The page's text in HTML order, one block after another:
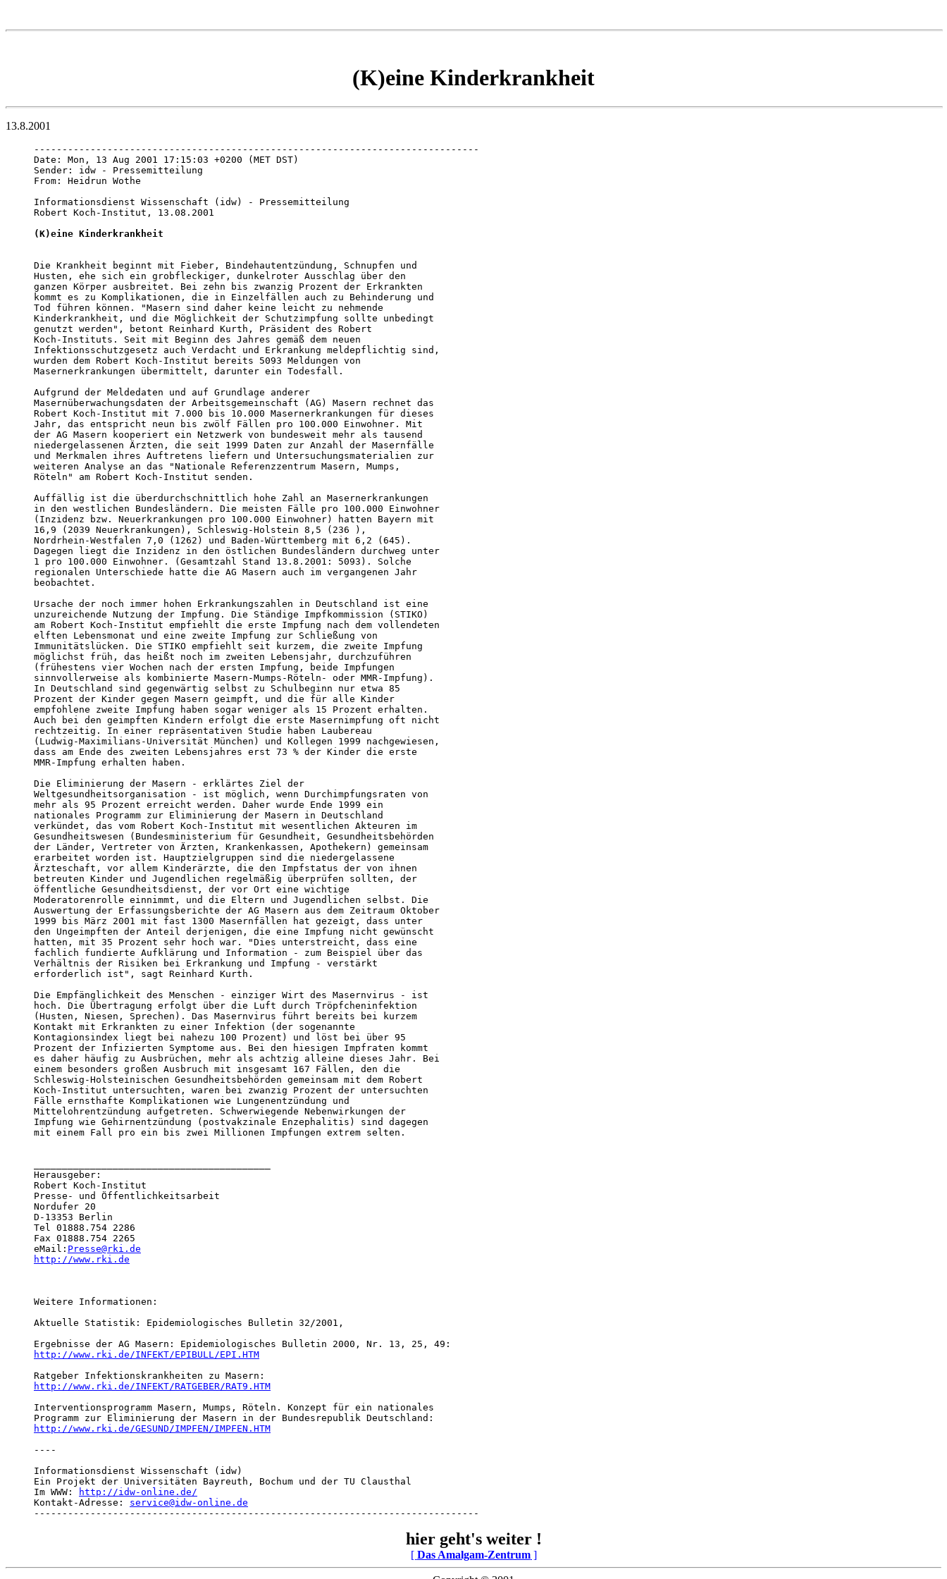
(K)eine Kinderkrankheit
13.8.2001
-------------------------------------------------------------------------------
Date: Mon, 13 Aug 2001 17:15:03 +0200 (MET DST)
Sender: idw - Pressemitteilung
From: Heidrun Wothe
Informationsdienst Wissenschaft (idw) - Pressemitteilung
Robert Koch-Institut, 13.08.2001
(K)eine Kinderkrankheit
Die Krankheit beginnt mit Fieber, Bindehautentzündung, Schnupfen und
Husten, ehe sich ein grobfleckiger, dunkelroter Ausschlag über den
ganzen Körper ausbreitet. Bei zehn bis zwanzig Prozent der Erkrankten
kommt es zu Komplikationen, die in Einzelfällen auch zu Behinderung und
Tod führen können. "Masern sind daher keine leicht zu nehmende
Kinderkrankheit, und die Möglichkeit der Schutzimpfung sollte unbedingt
genutzt werden", betont Reinhard Kurth, Präsident des Robert
Koch-Instituts. Seit mit Beginn des Jahres gemäß dem neuen
Infektionsschutzgesetz auch Verdacht und Erkrankung meldepflichtig sind,
wurden dem Robert Koch-Institut bereits 5093 Meldungen von
Masernerkrankungen übermittelt, darunter ein Todesfall.
Aufgrund der Meldedaten und auf Grundlage anderer
Masernüberwachungsdaten der Arbeitsgemeinschaft (AG) Masern rechnet das
Robert Koch-Institut mit 7.000 bis 10.000 Masernerkrankungen für dieses
Jahr, das entspricht neun bis zwölf Fällen pro 100.000 Einwohner. Mit
der AG Masern kooperiert ein Netzwerk von bundesweit mehr als tausend
niedergelassenen Ärzten, die seit 1999 Daten zur Anzahl der Masernfälle
und Merkmalen ihres Auftretens liefern und Untersuchungsmaterialien zur
weiteren Analyse an das "Nationale Referenzzentrum Masern, Mumps,
Röteln" am Robert Koch-Institut senden.
Auffällig ist die überdurchschnittlich hohe Zahl an Masernerkrankungen
in den westlichen Bundesländern. Die meisten Fälle pro 100.000 Einwohner
(Inzidenz bzw. Neuerkrankungen pro 100.000 Einwohner) hatten Bayern mit
16,9 (2039 Neuerkrankungen), Schleswig-Holstein 8,5 (236 ),
Nordrhein-Westfalen 7,0 (1262) und Baden-Württemberg mit 6,2 (645).
Dagegen liegt die Inzidenz in den östlichen Bundesländern durchweg unter
1 pro 100.000 Einwohner. (Gesamtzahl Stand 13.8.2001: 5093). Solche
regionalen Unterschiede hatte die AG Masern auch im vergangenen Jahr
beobachtet.
Ursache der noch immer hohen Erkrankungszahlen in Deutschland ist eine
unzureichende Nutzung der Impfung. Die Ständige Impfkommission (STIKO)
am Robert Koch-Institut empfiehlt die erste Impfung nach dem vollendeten
elften Lebensmonat und eine zweite Impfung zur Schließung von
Immunitätslücken. Die STIKO empfiehlt seit kurzem, die zweite Impfung
möglichst früh, das heißt noch im zweiten Lebensjahr, durchzuführen
(frühestens vier Wochen nach der ersten Impfung, beide Impfungen
sinnvollerweise als kombinierte Masern-Mumps-Röteln- oder MMR-Impfung).
In Deutschland sind gegenwärtig selbst zu Schulbeginn nur etwa 85
Prozent der Kinder gegen Masern geimpft, und die für alle Kinder
empfohlene zweite Impfung haben sogar weniger als 15 Prozent erhalten.
Auch bei den geimpften Kindern erfolgt die erste Masernimpfung oft nicht
rechtzeitig. In einer repräsentativen Studie haben Laubereau
(Ludwig-Maximilians-Universität München) und Kollegen 1999 nachgewiesen,
dass am Ende des zweiten Lebensjahres erst 73 % der Kinder die erste
MMR-Impfung erhalten haben.
Die Eliminierung der Masern - erklärtes Ziel der
Weltgesundheitsorganisation - ist möglich, wenn Durchimpfungsraten von
mehr als 95 Prozent erreicht werden. Daher wurde Ende 1999 ein
nationales Programm zur Eliminierung der Masern in Deutschland
verkündet, das vom Robert Koch-Institut mit wesentlichen Akteuren im
Gesundheitswesen (Bundesministerium für Gesundheit, Gesundheitsbehörden
der Länder, Vertreter von Ärzten, Krankenkassen, Apothekern) gemeinsam
erarbeitet worden ist. Hauptzielgruppen sind die niedergelassene
Ärzteschaft, vor allem Kinderärzte, die den Impfstatus der von ihnen
betreuten Kinder und Jugendlichen regelmäßig überprüfen sollten, der
öffentliche Gesundheitsdienst, der vor Ort eine wichtige
Moderatorenrolle einnimmt, und die Eltern und Jugendlichen selbst. Die
Auswertung der Erfassungsberichte der AG Masern aus dem Zeitraum Oktober
1999 bis März 2001 mit fast 1300 Masernfällen hat gezeigt, dass unter
den Ungeimpften der Anteil derjenigen, die eine Impfung nicht gewünscht
hatten, mit 35 Prozent sehr hoch war. "Dies unterstreicht, dass eine
fachlich fundierte Aufklärung und Information - zum Beispiel über das
Verhältnis der Risiken bei Erkrankung und Impfung - verstärkt
erforderlich ist", sagt Reinhard Kurth.
Die Empfänglichkeit des Menschen - einziger Wirt des Masernvirus - ist
hoch. Die Übertragung erfolgt über die Luft durch Tröpfcheninfektion
(Husten, Niesen, Sprechen). Das Masernvirus führt bereits bei kurzem
Kontakt mit Erkrankten zu einer Infektion (der sogenannte
Kontagionsindex liegt bei nahezu 100 Prozent) und löst bei über 95
Prozent der Infizierten Symptome aus. Bei den hiesigen Impfraten kommt
es daher häufig zu Ausbrüchen, mehr als achtzig alleine dieses Jahr. Bei
einem besonders großen Ausbruch mit insgesamt 167 Fällen, den die
Schleswig-Holsteinischen Gesundheitsbehörden gemeinsam mit dem Robert
Koch-Institut untersuchten, waren bei zwanzig Prozent der untersuchten
Fälle ernsthafte Komplikationen wie Lungenentzündung und
Mittelohrentzündung aufgetreten. Schwerwiegende Nebenwirkungen der
Impfung wie Gehirnentzündung (postvakzinale Enzephalitis) sind dagegen
mit einem Fall pro ein bis zwei Millionen Impfungen extrem selten.
Herausgeber:
Robert Koch-Institut
Presse- und Öffentlichkeitsarbeit
Nordufer 20
D-13353 Berlin
Tel 01888.754 2286
Fax 01888.754 2265
eMail: Presse@rki.de
http://www.rki.de
Weitere Informationen:
Aktuelle Statistik: Epidemiologisches Bulletin 32/2001,
http://www.rki.de/INFEKT/EPIBULL/EPI.HTM
http://www.rki.de/INFEKT/RATGEBER/RAT9.HTM
Interventionsprogramm Masern, Mumps, Röteln. Konzept für ein nationales
http://www.rki.de/GESUND/IMPFEN/IMPFEN.HTM
----
Informationsdienst Wissenschaft (idw)
Ein Projekt der Universitäten Bayreuth, Bochum und der TU Clausthal
Im WWW:
http://idw-online.de/
Kontakt-Adresse: service@idw-online.de
-------------------------------------------------------------------------------
hier geht's weiter !
[ Das Amalgam-Zentrum]